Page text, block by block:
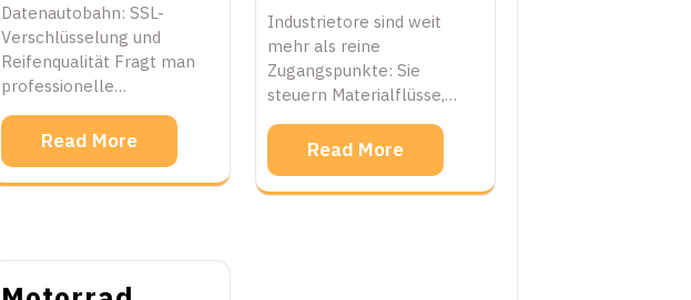
Datenautobahn: SSL-
Verschlüsselung und
Reifenqualität Fragt man
professionelle…
Read More
Industrietore sind weit
mehr als reine
Zugangspunkte: Sie
steuern Materialflüsse,…
Read More